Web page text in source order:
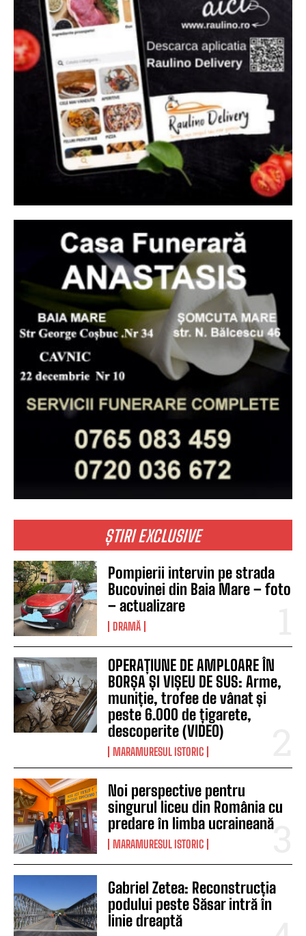
ȘTIRI EXCLUSIVE
Pompierii intervin pe strada
Bucovinei din Baia Mare – foto
– actualizare
DRAMĂ
OPERAȚIUNE DE AMPLOARE ÎN
BORȘA ȘI VIȘEU DE SUS: Arme,
muniție, trofee de vânat și
peste 6.000 de țigarete,
descoperite (VIDEO)
MARAMURESUL ISTORIC
Noi perspective pentru
singurul liceu din România cu
predare în limba ucraineană
MARAMURESUL ISTORIC
Gabriel Zetea: Reconstrucția
podului peste Săsar intră în
linie dreaptă